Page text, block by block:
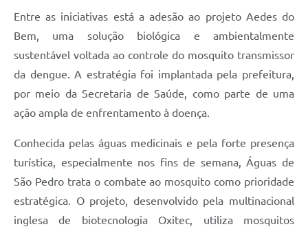
Entre as iniciativas está a adesão ao projeto Aedes do
Bem, uma solução biológica e ambientalmente
sustentável voltada ao controle do mosquito transmissor
da dengue. A estratégia foi implantada pela prefeitura,
por meio da Secretaria de Saúde, como parte de uma
ação ampla de enfrentamento à doença.
Conhecida pelas águas medicinais e pela forte presença
turística, especialmente nos fins de semana, Águas de
São Pedro trata o combate ao mosquito como prioridade
estratégica. O projeto, desenvolvido pela multinacional
inglesa de biotecnologia Oxitec, utiliza mosquitos